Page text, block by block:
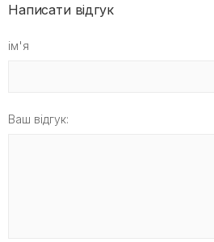
Написати відгук
ім'я
Ваш відгук: